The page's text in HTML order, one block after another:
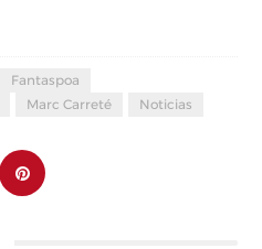
Fantaspoa
Marc Carreté Noticias